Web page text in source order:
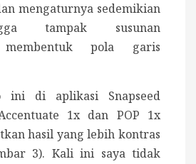
mengaturnya sedemikian
tampak susunan
membentuk pola garis
ini di aplikasi Snapseed
1x dan POP 1x
hasil yang lebih kontras
3). Kali ini saya tidak